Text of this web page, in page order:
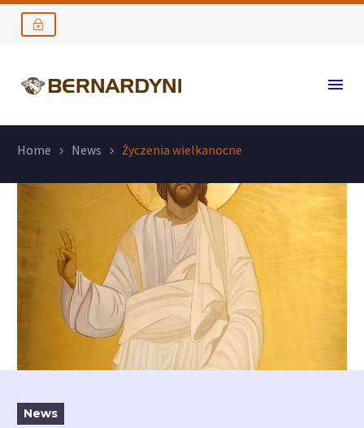
Home News Życzenia wielkanocne
News